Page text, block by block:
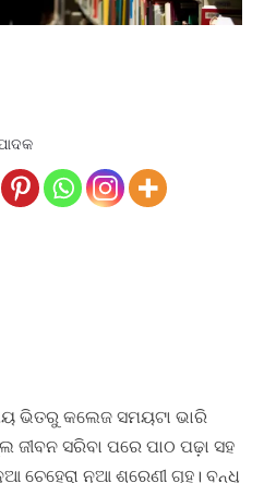
ଭିତରୁ କଲେଜ ସମୟଟା ଭାରି
ଜୀବନ ସରିବା ପରେ ପାଠ ପଢ଼ା ସହ
ଚେହେରା ନୂଆ ଶ୍ରେଣୀ ଗୃହ। ବନ୍ଧୁ